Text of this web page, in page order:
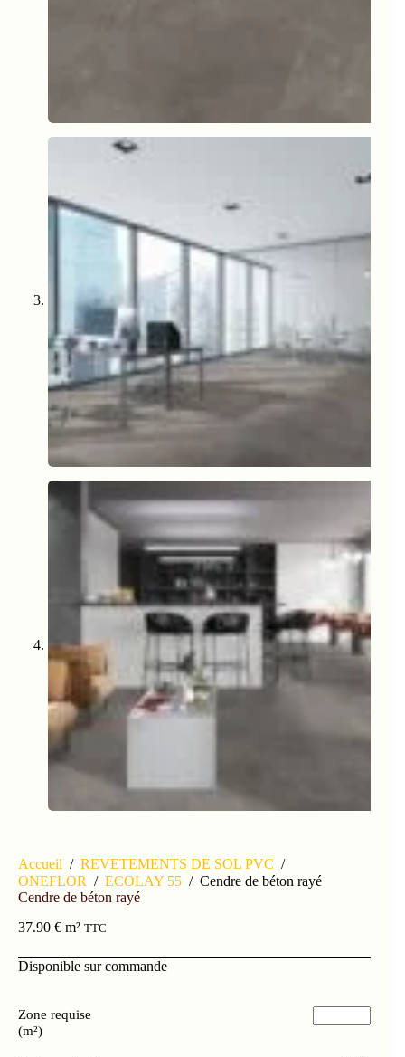
Accueil / REVETEMENTS DE SOL PVC /
ONEFLOR / ECOLAY 55 / Cendre de béton rayé
Cendre de béton rayé
37.90 € m² TTC
Disponible sur commande
Zone requise
(m²)